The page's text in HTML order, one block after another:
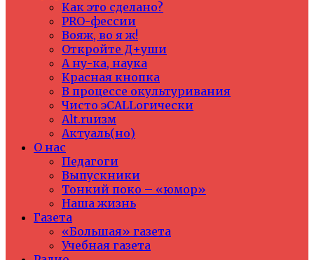
Как это сделано?
PRO-фессии
Вояж, во я ж!
Откройте Д+уши
А ну-ка, наука
Красная кнопка
В процессе окультуривания
Чисто эCALLогически
Alt.ruизм
Актуаль(но)
О нас
Педагоги
Выпускники
Тонкий поко – «юмор»
Наша жизнь
Газета
«Большая» газета
Учебная газета